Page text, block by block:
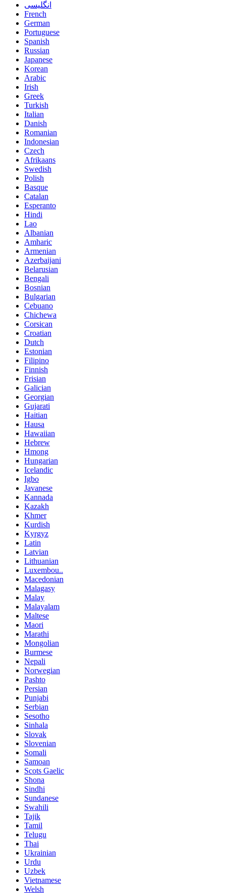
انگلیسی
French
German
Portuguese
Spanish
Russian
Japanese
Korean
Arabic
Irish
Greek
Turkish
Italian
Danish
Romanian
Indonesian
Czech
Afrikaans
Swedish
Polish
Basque
Catalan
Esperanto
Hindi
Lao
Albanian
Amharic
Armenian
Azerbaijani
Belarusian
Bengali
Bosnian
Bulgarian
Cebuano
Chichewa
Corsican
Croatian
Dutch
Estonian
Filipino
Finnish
Frisian
Galician
Georgian
Gujarati
Haitian
Hausa
Hawaiian
Hebrew
Hmong
Hungarian
Icelandic
Igbo
Javanese
Kannada
Kazakh
Khmer
Kurdish
Kyrgyz
Latin
Latvian
Lithuanian
Luxembou..
Macedonian
Malagasy
Malay
Malayalam
Maltese
Maori
Marathi
Mongolian
Burmese
Nepali
Norwegian
Pashto
Persian
Punjabi
Serbian
Sesotho
Sinhala
Slovak
Slovenian
Somali
Samoan
Scots Gaelic
Shona
Sindhi
Sundanese
Swahili
Tajik
Tamil
Telugu
Thai
Ukrainian
Urdu
Uzbek
Vietnamese
Welsh